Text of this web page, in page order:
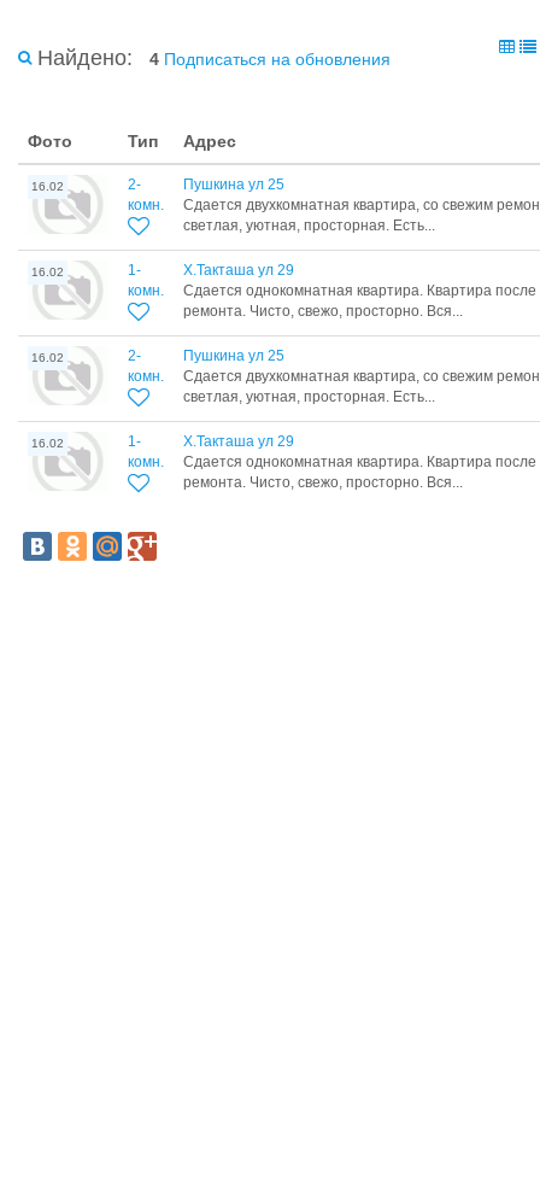
Найдено: 4 Подписаться на обновления
Фото Тип Адрес
16.02
2-
комн.
Пушкина ул 25
Сдается двухкомнатная квартира, со свежим
светлая, уютная, просторная. Есть...
16.02
1-
комн.
Х.Такташа ул 29
Сдается однокомнатная квартира. Квартира после
ремонта. Чисто, свежо, просторно. Вся...
16.02
2-
комн.
Пушкина ул 25
Сдается двухкомнатная квартира, со свежим
светлая, уютная, просторная. Есть...
16.02
1-
комн.
Х.Такташа ул 29
Сдается однокомнатная квартира. Квартира после
ремонта. Чисто, свежо, просторно. Вся...